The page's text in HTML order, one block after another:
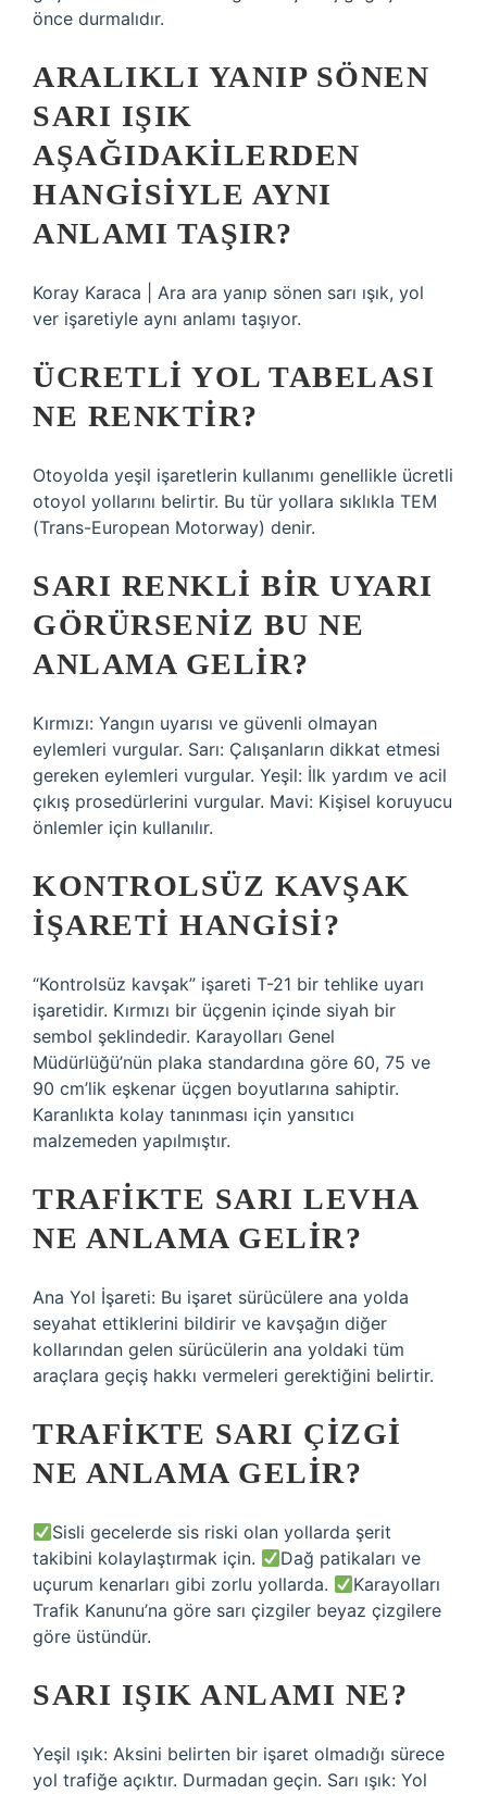
önce durmalıdır.
ARALIKLI YANIP SÖNEN
SARI IŞIK
AŞAĞIDAKILERDEN
HANGISIYLE AYNI
ANLAMI TAŞIR?
Koray Karaca | Ara ara yanıp sönen sarı ışık, yol
ver işaretiyle aynı anlamı taşıyor.
ÜCRETLI YOL TABELASI
NE RENKTIR?
Otoyolda yeşil işaretlerin kullanımı genellikle ücretli
otoyol yollarını belirtir. Bu tür yollara sıklıkla TEM
(Trans-European Motorway) denir.
SARI RENKLI BIR UYARI
GÖRÜRSENIZ BU NE
ANLAMA GELIR?
Kırmızı: Yangın uyarısı ve güvenli olmayan
eylemleri vurgular. Sarı: Çalışanların dikkat etmesi
gereken eylemleri vurgular. Yeşil: İlk yardım ve acil
çıkış prosedürlerini vurgular. Mavi: Kişisel koruyucu
önlemler için kullanılır.
KONTROLSÜZ KAVŞAK
IŞARETI HANGISI?
“Kontrolsüz kavşak” işareti T-21 bir tehlike uyarı
işaretidir. Kırmızı bir üçgenin içinde siyah bir
sembol şeklindedir. Karayolları Genel
Müdürlüğü’nün plaka standardına göre 60, 75 ve
90 cm’lik eşkenar üçgen boyutlarına sahiptir.
Karanlıkta kolay tanınması için yansıtıcı
malzemeden yapılmıştır.
TRAFIKTE SARI LEVHA
NE ANLAMA GELIR?
Ana Yol İşareti: Bu işaret sürücülere ana yolda
seyahat ettiklerini bildirir ve kavşağın diğer
kollarından gelen sürücülerin ana yoldaki tüm
araçlara geçiş hakkı vermeleri gerektiğini belirtir.
TRAFIKTE SARI ÇIZGI
NE ANLAMA GELIR?
Sisli gecelerde sis riski olan yollarda şerit
takibini kolaylaştırmak için.
Dağ patikaları ve
uçurum kenarları gibi zorlu yollarda.
Karayolları
Trafik Kanunu’na göre sarı çizgiler beyaz çizgilere
göre üstündür.
SARI IŞIK ANLAMI NE?
Yeşil ışık: Aksini belirten bir işaret olmadığı sürece
yol trafiğe açıktır. Durmadan geçin. Sarı ışık: Yol